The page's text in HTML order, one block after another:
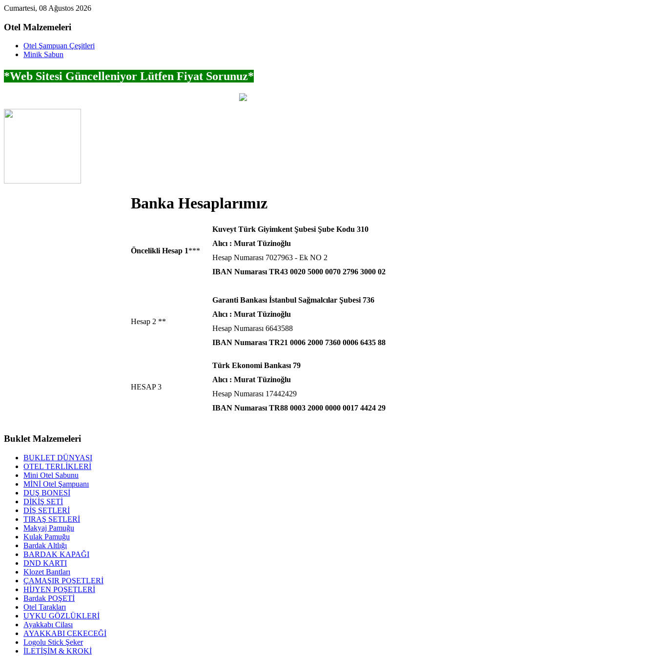
Cumartesi, 08 Ağustos 2026
Otel Malzemeleri
Otel Şampuan Çeşitleri
Minik Sabun
*Web Sitesi Güncelleniyor Lütfen Fiyat Sorunuz*
Banka Hesaplarımız
Öncelikli Hesap 1***
Kuveyt Türk Giyimkent Şubesi Şube Kodu 310
Alıcı : Murat Tüzinoğlu
Hesap Numarası 7027963 - Ek NO 2
IBAN Numarası TR43 0020 5000 0070 2796 3000 02
Hesap 2 **
Garanti Bankası İstanbul Sağmalcılar Şubesi 736
Alıcı : Murat Tüzinoğlu
Hesap Numarası 6643588
IBAN Numarası TR21 0006 2000 7360 0006 6435 88
HESAP 3
Türk Ekonomi Bankası 79
Alıcı : Murat Tüzinoğlu
Hesap Numarası 17442429
IBAN Numarası TR88 0003 2000 0000 0017 4424 29
Buklet Malzemeleri
BUKLET DÜNYASI
OTEL TERLİKLERİ
Mini Otel Sabunu
MİNİ Otel Şampuanı
DUŞ BONESİ
DİKİŞ SETİ
DİŞ SETLERİ
TIRAŞ SETLERİ
Makyaj Pamuğu
Kulak Pamuğu
Bardak Altlığı
BARDAK KAPAĞI
DND KARTI
Klozet Bantları
ÇAMAŞIR POŞETLERİ
HİJYEN POŞETLERİ
Bardak POŞETİ
Otel Tarakları
UYKU GÖZLÜKLERİ
Ayakkabı Cilası
AYAKKABI ÇEKECEĞİ
Logolu Stick Şeker
İLETİŞİM & KROKİ